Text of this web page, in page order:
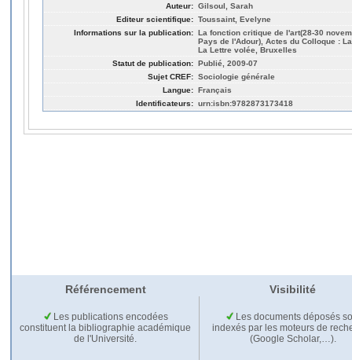
Auteur: Gilsoul, Sarah
Editeur scientifique: Toussaint, Evelyne
Informations sur la publication: La fonction critique de l'art(28-30
Pays de l'Adour), Actes du Colloque :
La Lettre volée, Bruxelles
Statut de publication: Publié, 2009-07
Sujet CREF: Sociologie générale
Langue: Français
Identificateurs: urn:isbn:9782873173418
Référencement Visibilité
Les publications encodées
constituent la bibliographie académique
de l'Université.
Les documents déposés
indexés par les moteurs de
(Google Scholar,…).